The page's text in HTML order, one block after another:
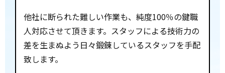
他社に断られた難しい作業も、純度100％の鍵職
人対応させて頂きます。スタッフによる技術力の
差を生まぬよう日々鍛錬しているスタッフを手配
致します。